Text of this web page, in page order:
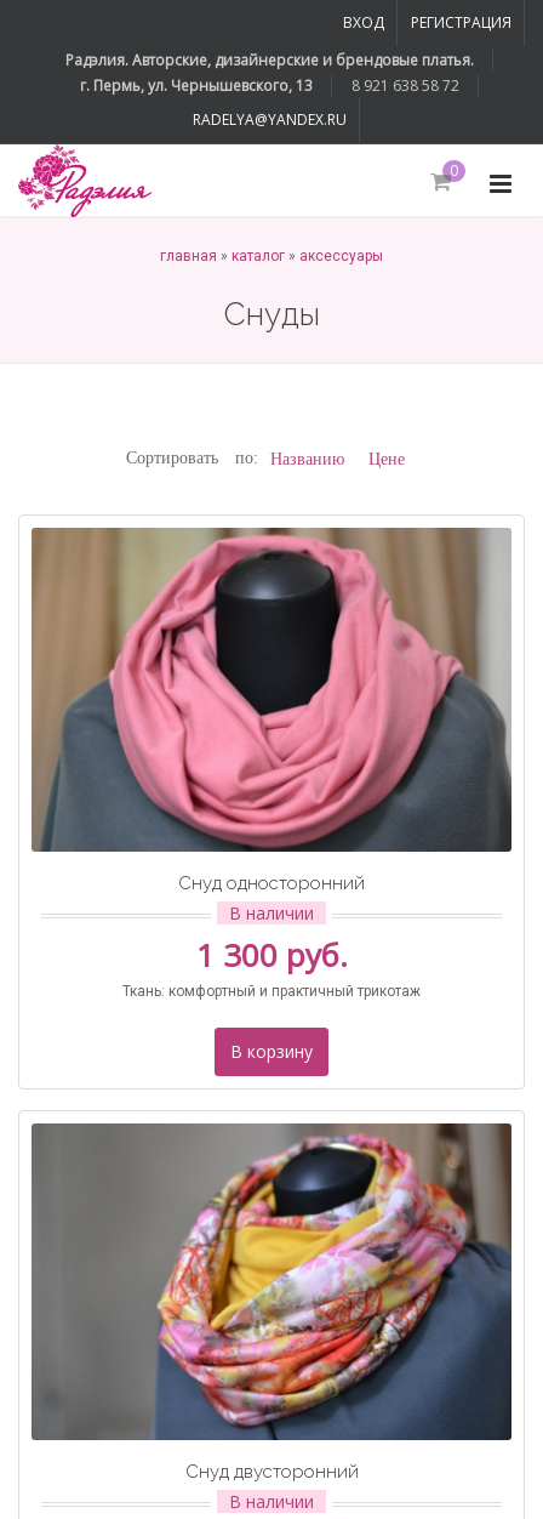
ВХОД
РЕГИСТРАЦИЯ
Радэлия. Авторские, дизайнерские и брендовые платья.
г. Пермь, ул. Чернышевского, 13
8 921 638 58 72
RADELYA@YANDEX.RU
0
главная » каталог » аксессуары
Снуды
Сортировать по: Названию Цене
Снуд односторонний
В наличии
1 300 руб.
Ткань: комфортный и практичный трикотаж
В корзину
Снуд двусторонний
В наличии